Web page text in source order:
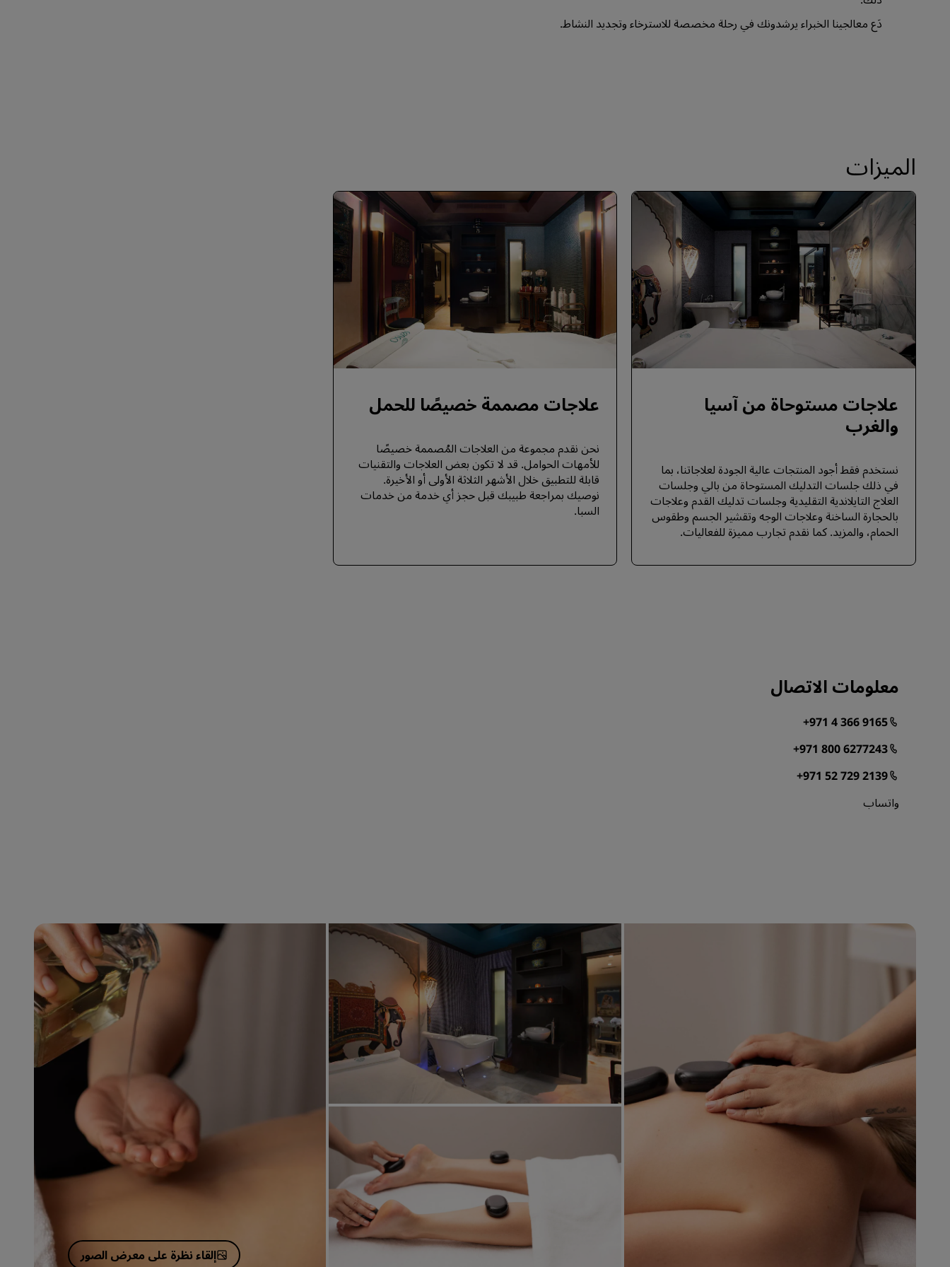
دَع معالجينا الخبراء يرشدونك في رحلة مخصصة للاسترخاء وتجديد النشاط.
الميزات
علاجات مستوحاة من آسيا
والغرب
نستخدم فقط أجود المنتجات عالية الجودة لعلاجاتنا، بما
في ذلك جلسات التدليك المستوحاة من بالي وجلسات
العلاج التايلاندية التقليدية وجلسات تدليك القدم وعلاجات
بالحجارة الساخنة وعلاجات الوجه وتقشير الجسم وطقوس
الحمام، والمزيد. كما نقدم تجارب مميزة للفعاليات.
علاجات مصممة خصيصًا للحمل
نحن نقدم مجموعة من العلاجات المُصممة خصيصًا
للأمهات الحوامل. قد لا تكون بعض العلاجات والتقنيات
قابلة للتطبيق خلال الأشهر الثلاثة الأولى أو الأخيرة.
نوصيك بمراجعة طبيبك قبل حجز أي خدمة من خدمات
السبا.
معلومات الاتصال
+971 4 366 9165
+971 800 6277243
+971 52 729 2139
واتساب
إلقاء نظرة على معرض الصور